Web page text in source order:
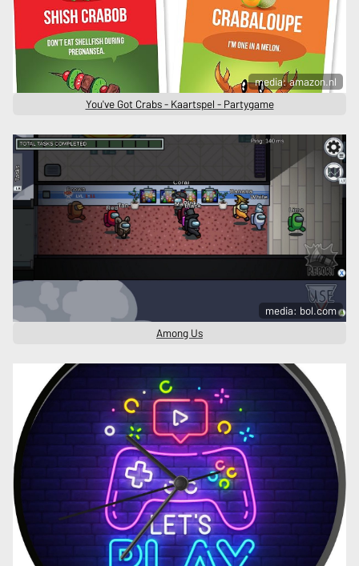
media: amazon.nl
You've Got Crabs - Kaartspel - Partygame
media: bol.com
Among Us